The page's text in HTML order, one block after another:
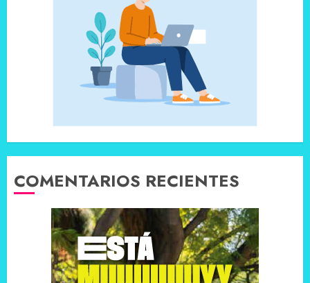
COMENTARIOS RECIENTES